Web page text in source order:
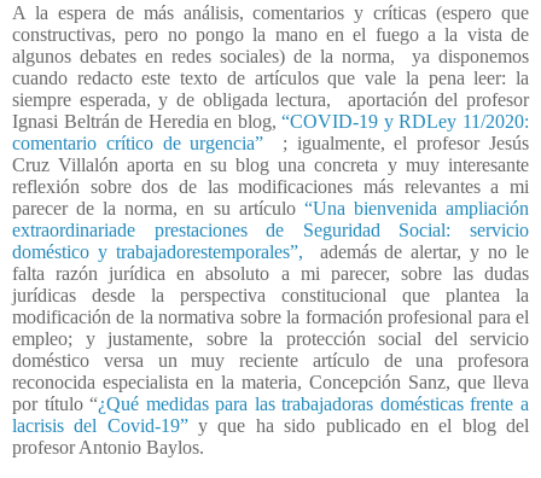
A la espera de más análisis, comentarios y críticas (espero que
constructivas, pero no pongo la mano en el fuego a la vista de
algunos debates en redes sociales) de la norma,
ya disponemos
cuando redacto este texto de artículos que vale la pena leer: la
siempre esperada, y de obligada lectura,
aportación del profesor
Ignasi Beltrán de Heredia en blog,“COVID-19 y RDLey 11/2020:
comentario crítico de urgencia”
; igualmente, el profesor Jesús
Cruz Villalón aporta en su blog una concreta y muy interesante
reflexión sobre dos de las modificaciones más relevantes a mi
parecer de la norma, en su artículo “Una bienvenida ampliación
extraordinariade prestaciones de Seguridad Social: servicio
doméstico y trabajadorestemporales”, además de alertar, y no le
falta razón jurídica en absoluto a mi parecer, sobre las dudas
jurídicas desde la perspectiva constitucional que plantea la
modificación de la normativa sobre la formación profesional para el
empleo; y justamente, sobre la protección social del servicio
doméstico versa un muy reciente artículo de una profesora
reconocida especialista en la materia, Concepción Sanz, que lleva
por título “¿Qué medidas para las trabajadoras domésticas frente a
lacrisis del Covid-19”y que ha sido publicado en el blog del
profesor Antonio Baylos.